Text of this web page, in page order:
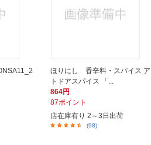
ほりにし 香辛料・スパイス ア
トドアスパイス 「...
864円
87ポイント
店在庫有り 2～3日出荷
(98)